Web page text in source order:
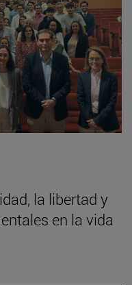
la libertad y
en la vida